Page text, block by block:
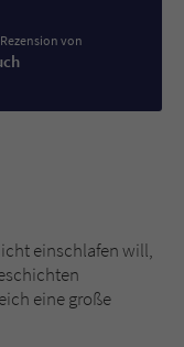
von
einschlafen will,
eine große
& Co. KG